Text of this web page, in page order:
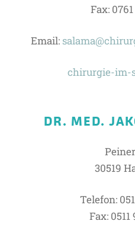
Fax:
Email:
chirurgie-im-
DR. MED.
30519
Telefon:
Fax: 0511